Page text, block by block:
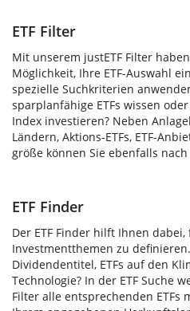
ETF Filter
Mit unserem justETF Filter
Möglichkeit, Ihre ETF-Auswahl
spezielle Suchkriterien
sparplanfähige ETFs wissen
Index investieren? Neben
Ländern, Aktions-ETFs, ETF-
größe können Sie ebenfalls
ETF Finder
Der ETF Finder hilft Ihnen
Investmentthemen zu
Dividendentitel, ETFs auf den
Technologie? In der ETF Suche
Filter alle entsprechenden ETFs